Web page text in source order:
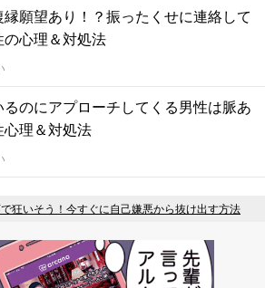
縁願望あり！？振ったくせに連絡して
の心理＆対処法
のにアプローチしてくる男性は脈あ
心理＆対処法
狂いそう！今すぐに自己嫌悪から抜け出す方法